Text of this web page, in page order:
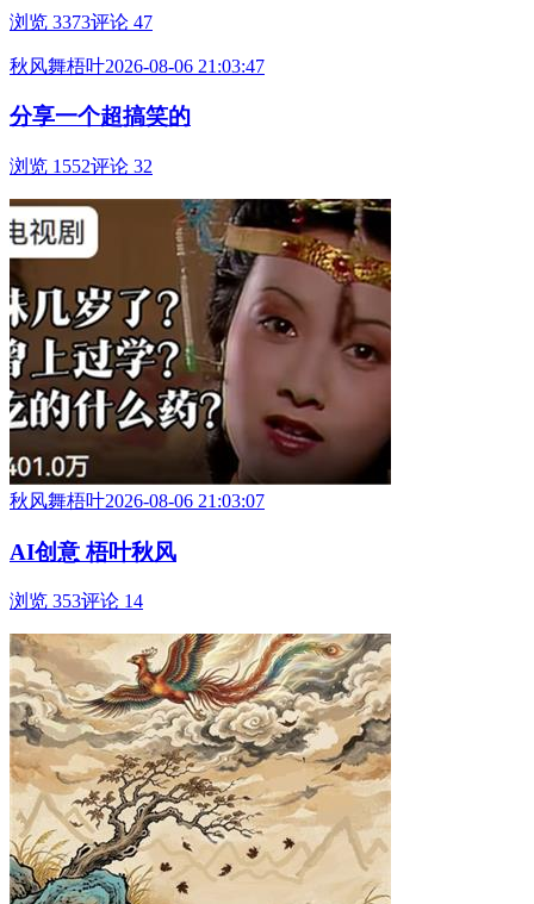
浏览 3373评论 47
秋风舞梧叶2026-08-06 21:03:47
分享一个超搞笑的
浏览 1552评论 32
秋风舞梧叶2026-08-06 21:03:07
AI创意 梧叶秋风
浏览 353评论 14